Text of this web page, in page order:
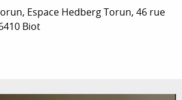
Espace Hedberg Torun, 46 rue
Biot
aux favoris